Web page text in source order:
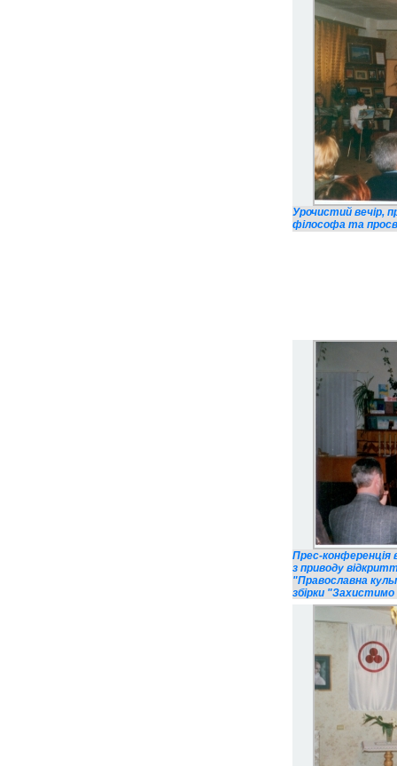
Урочистий вечір,
філософа та
Прес-конференція
з приводу
"Православна
збірки "Захистимо